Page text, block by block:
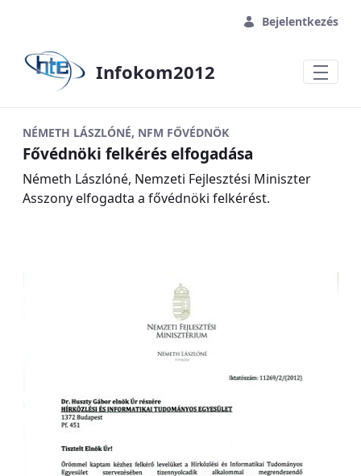
Bejelentkezés
Infokom2012
NÉMETH LÁSZLÓNÉ, NFM FŐVÉDNÖK
Fővédnöki felkérés elfogadása
Németh Lászlóné, Nemzeti Fejlesztési Miniszter
Asszony elfogadta a fővédnöki felkérést.